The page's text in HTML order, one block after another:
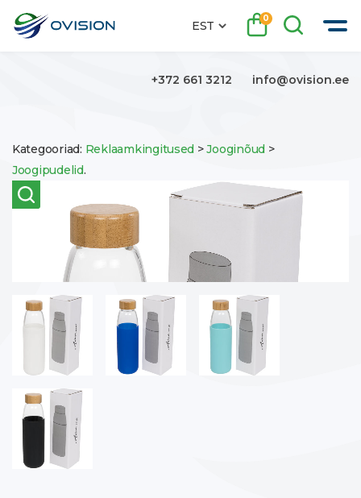
EST
0
+372 661 3212 info@ovision.ee
Kategooriad: Reklaamkingitused >Jooginõud >
Joogipudelid.